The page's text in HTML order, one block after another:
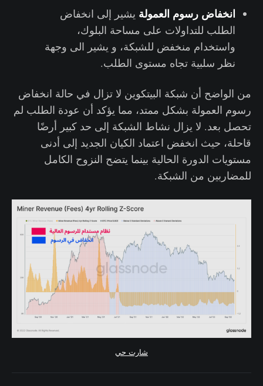
انخفاض رسوم العمولة يشير إلى انخفاض
الطلب للتداولات على مساحة البلوك،
واستخدام منخفض للشبكة، و يشير الى وجهة
نظر سلبية تجاه مستوى الطلب.
من الواضح أن شبكة البيتكوين لا تزال في حالة انخفاض
رسوم العمولة بشكل ممتد، مما يؤكد أن عودة الطلب لم
تحصل بعد. لا يزال نشاط الشبكة إلى حد كبير أرضًا
قاحلة، حيث انخفض اعتماد الكيان الجديد إلى أدنى
مستويات الدورة الحالية بينما يتضح النزوح الكامل
للمضاربين من الشبكة.
شارت حي